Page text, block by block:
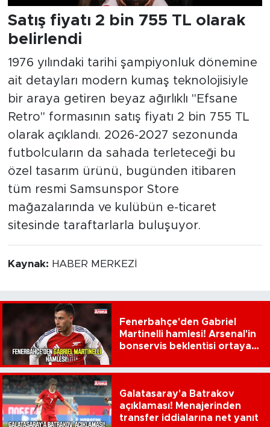
Satış fiyatı 2 bin 755 TL olarak
belirlendi
1976 yılındaki tarihi şampiyonluk dönemine
ait detayları modern kumaş teknolojisiyle
bir araya getiren beyaz ağırlıklı "Efsane
Retro" formasının satış fiyatı 2 bin 755 TL
olarak açıklandı. 2026-2027 sezonunda
futbolcuların da sahada terleteceği bu
özel tasarım ürünü, bugünden itibaren
tüm resmi Samsunspor Store
mağazalarında ve kulübün e-ticaret
sitesinde taraftarlarla buluşuyor.
Kaynak: HABER MERKEZİ
Fenerbahçe'den Gabriel
Martinelli hamlesi! Arsenal'in
bonservis beklentisi ortaya
Galatasaray'a Batrakov
açıklaması! Menajerinden
transfer iddialarına net yanıt